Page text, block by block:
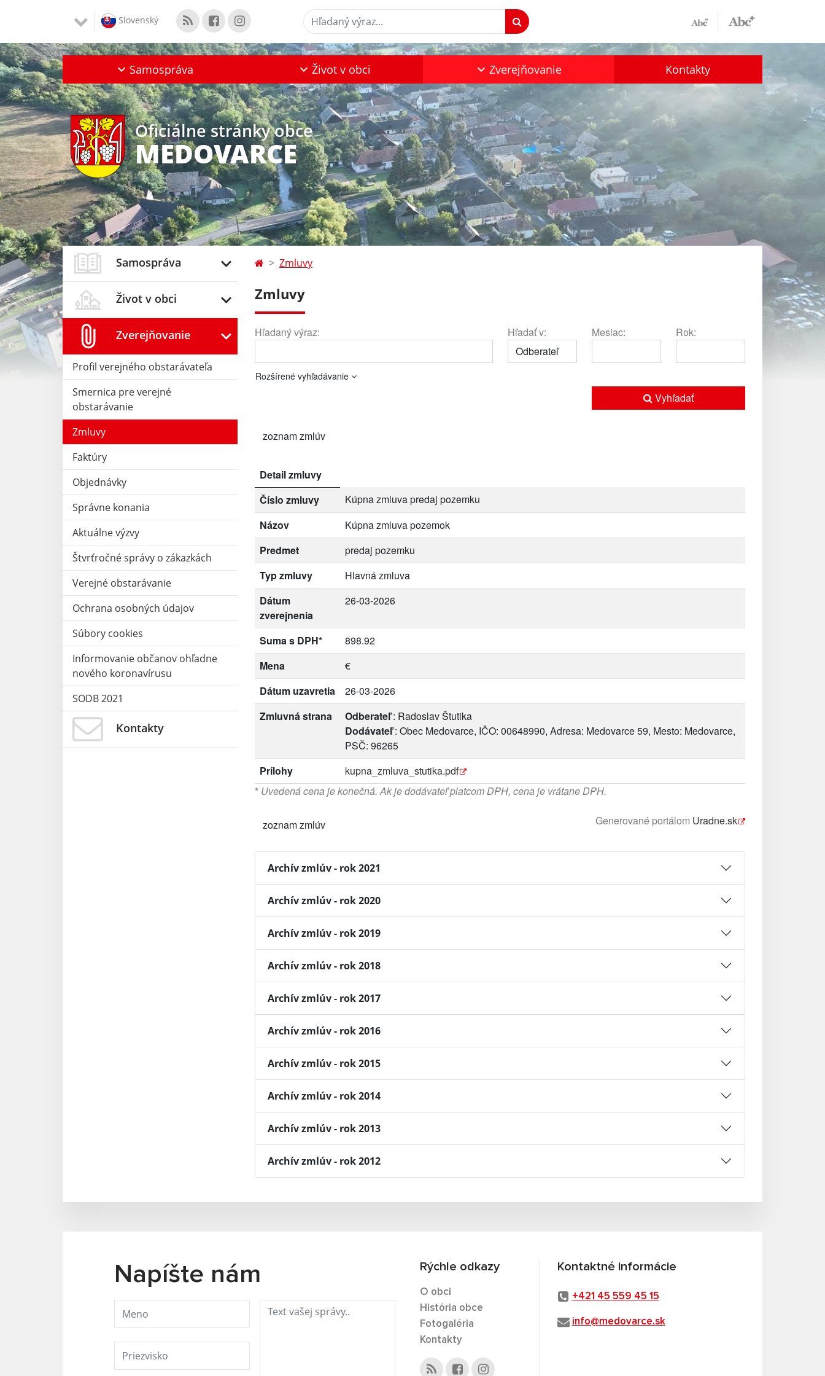
Slovenský Hľadaný výraz...
Samospráva Život v obci Zverejňovanie Kontakty
Oficiálne stránky obce
MEDOVARCE
Samospráva
Život v obci
Zverejňovanie
Profil verejného obstarávateľa
Smernica pre verejné
obstarávanie
Zmluvy
Faktúry
Objednávky
Správne konania
Aktuálne výzvy
Štvrťročné správy o zákazkách
Verejné obstarávanie
Ochrana osobných údajov
Súbory cookies
Informovanie občanov ohľadne
nového koronavírusu
SODB 2021
Kontakty
Zmluvy
Zmluvy
Hľadaný výraz: Hľadať v: Mesiac: Rok:
Rozšírené vyhľadávanie
Vyhľadať
zoznam zmlúv
Detail zmluvy
Číslo zmluvy
Kúpna zmluva predaj pozemku
Názov
Kúpna zmluva pozemok
Predmet
predaj pozemku
Typ zmluvy
Hlavná zmluva
Dátum
zverejnenia
26-03-2026
Suma s DPH*
898.92
Mena
€
Dátum uzavretia
26-03-2026
Zmluvná strana
Odberateľ: Radoslav Štutika
Dodávateľ: Obec Medovarce, IČO: 00648990, Adresa: Medovarce 59, Mesto: Medovarce,
PSČ: 96265
Prílohy
kupna_zmluva_stutika.pdf
* Uvedená cena je konečná. Ak je dodávateľ platcom DPH, cena je vrátane DPH.
zoznam zmlúv Generované portálom Uradne.sk
Archív zmlúv - rok 2021
Archív zmlúv - rok 2020
Archív zmlúv - rok 2019
Archív zmlúv - rok 2018
Archív zmlúv - rok 2017
Archív zmlúv - rok 2016
Archív zmlúv - rok 2015
Archív zmlúv - rok 2014
Archív zmlúv - rok 2013
Archív zmlúv - rok 2012
Napíšte nám Rýchle odkazy
O obci
História obce
Fotogaléria
Kontakty
Kontaktné informácie
+421 45 559 45 15
info@medovarce.sk